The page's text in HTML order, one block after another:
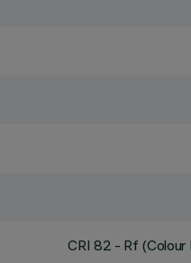
CRI 82 - Rf (Colour